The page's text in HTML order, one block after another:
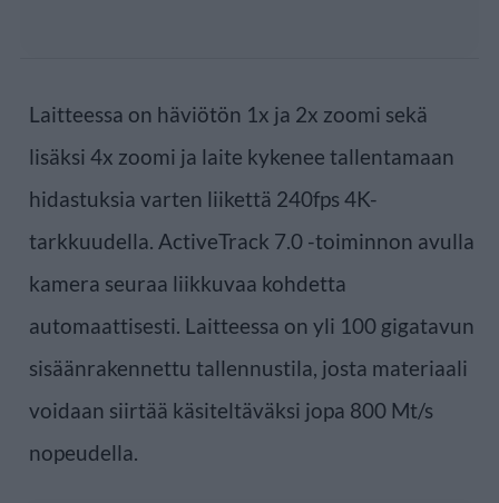
Laitteessa on häviötön 1x ja 2x zoomi sekä
lisäksi 4x zoomi ja laite kykenee tallentamaan
hidastuksia varten liikettä 240fps 4K-
tarkkuudella. ActiveTrack 7.0 -toiminnon avulla
kamera seuraa liikkuvaa kohdetta
automaattisesti. Laitteessa on yli 100 gigatavun
sisäänrakennettu tallennustila, josta materiaali
voidaan siirtää käsiteltäväksi jopa 800 Mt/s
nopeudella.